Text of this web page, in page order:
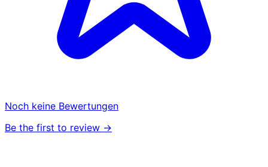
Noch keine Bewertungen
Be the first to review →